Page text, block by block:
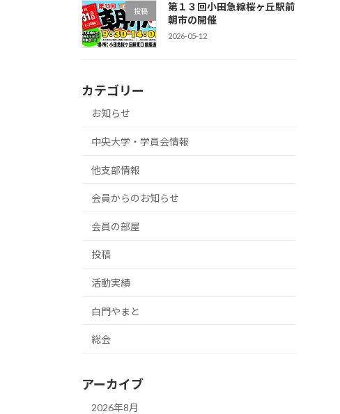
投稿
第１３回小田急線桜ヶ丘駅前
朝市の開催
2026-05-12
カテゴリー
お知らせ
中央大学・学員会情報
他支部情報
会員からのお知らせ
会員の部屋
投稿
活動実績
白門やまと
総会
アーカイブ
2026年8月